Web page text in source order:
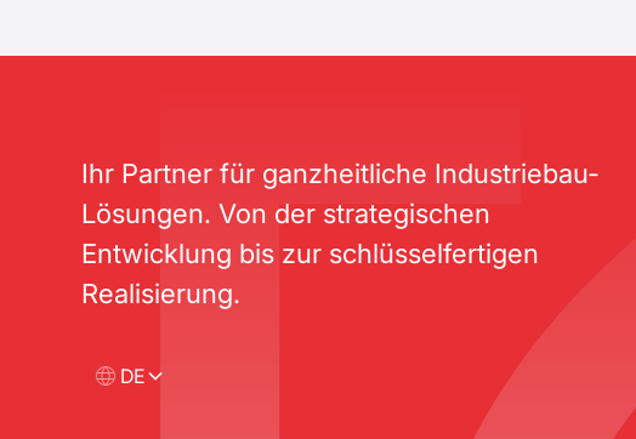
Ihr Partner für ganzheitliche Industriebau-
Lösungen. Von der strategischen
Entwicklung bis zur schlüsselfertigen
Realisierung.
DE